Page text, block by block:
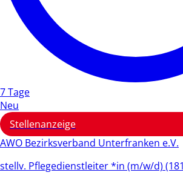
7 Tage
Neu
Stellenanzeige
AWO Bezirksverband Unterfranken e.V.
stellv. Pflegedienstleiter *in (m/w/d)